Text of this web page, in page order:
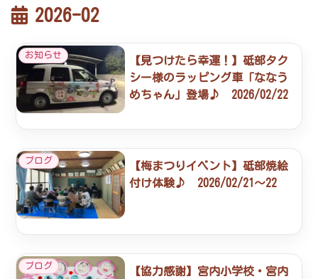
2026-02
お知らせ
【見つけたら幸運！】砥部タク
シー様のラッピング車「ななう
めちゃん」登場♪ 2026/02/22
ブログ
【梅まつりイベント】砥部焼絵
付け体験♪ 2026/02/21～22
ブログ
【協力感謝】宮内小学校・宮内